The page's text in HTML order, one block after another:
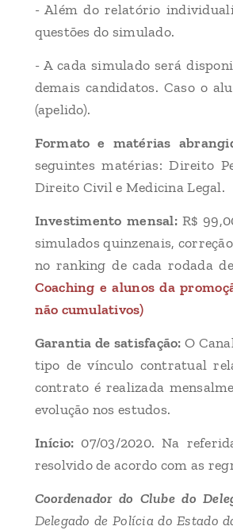
- Além do relatório
questões do simulado.
- A cada simulado será
demais candidatos. Caso o
(apelido).
Formato e matérias
seguintes matérias: Direito
Direito Civil e Medicina Legal.
Investimento mensal:R$
simulados quinzenais,
no ranking de cada rodada
Coaching e alunos da
não cumulativos)
Garantia de satisfação: O
tipo de vínculo contratual
contrato é realizada
evolução nos estudos.
Início: 07/03/2020. Na
resolvido de acordo com as
Coordenador do Clube do
Delegado de Polícia do Estado